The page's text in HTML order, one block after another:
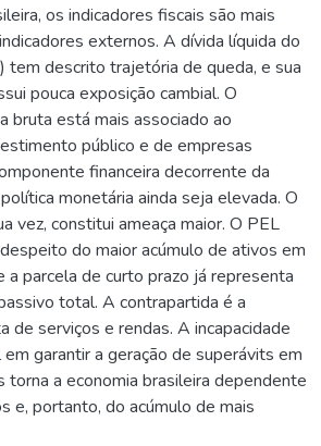
os indicadores fiscais são mais
externos. A dívida líquida do
tem descrito trajetória de queda, e sua
pouca exposição cambial. O
bruta está mais associado ao
público e de empresas
financeira decorrente da
monetária ainda seja elevada. O
vez, constitui ameaça maior. O PEL
do maior acúmulo de ativos em
a parcela de curto prazo já representa
total. A contrapartida é a
de serviços e rendas. A incapacidade
em garantir a geração de superávits em
torna a economia brasileira dependente
e, portanto, do acúmulo de mais